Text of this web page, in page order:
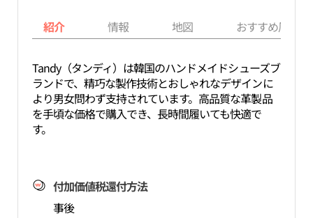
紹介 情報 地図 おすすめ周辺
Tandy（タンディ）は韓国のハンドメイドシューズブ
ランドで、精巧な製作技術とおしゃれなデザインに
より男女問わず支持されています。高品質な革製品
を手頃な価格で購入でき、長時間履いても快適で
す。
付加価値税還付方法
事後